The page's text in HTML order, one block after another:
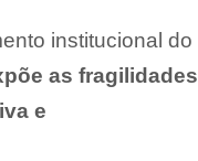
institucional do
as fragilidades
e